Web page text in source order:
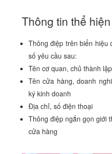
Thông tin thể
Thông điệp trên biển hiệu
số yêu cầu sau:
Tên cơ quan, chủ thành
Tên cửa hàng, doanh
ký kinh doanh
Địa chỉ, số điện thoại
Thông điệp ngắn gọn giới
cửa hàng